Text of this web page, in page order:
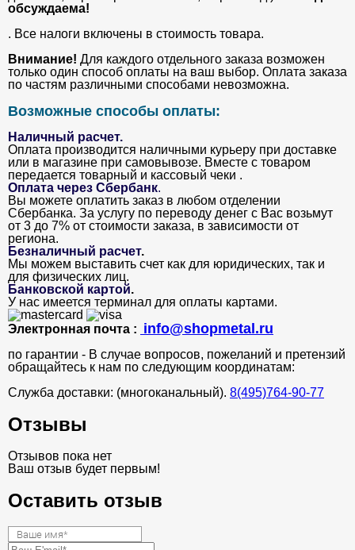
обсуждаема!
. Все налоги включены в стоимость товара.
Внимание! Для каждого отдельного заказа возможен
только один способ оплаты на ваш выбор. Оплата заказа
по частям различными способами невозможна.
Возможные способы оплаты:
Наличный расчет.
Оплата производится наличными курьеру при доставке
или в магазине при самовывозе. Вместе с товаром
передается товарный и кассовый чеки .
Оплата через Сбербанк.
Вы можете оплатить заказ в любом отделении
Сбербанка. За услугу по переводу денег с Вас возьмут
от 3 до 7% от стоимости заказа, в зависимости от
региона.
Безналичный расчет.
Мы можем выставить счет как для юридических, так и
для физических лиц.
Банковской картой.
У нас имеется терминал для оплаты картами.
Электронная почта : info@shopmetal.ru
по гарантии - В случае вопросов, пожеланий и претензий
обращайтесь к нам по следующим координатам:
Служба доставки: (многоканальный). 8(495)764-90-77
Отзывы
Отзывов пока нет
Ваш отзыв будет первым!
Оставить отзыв